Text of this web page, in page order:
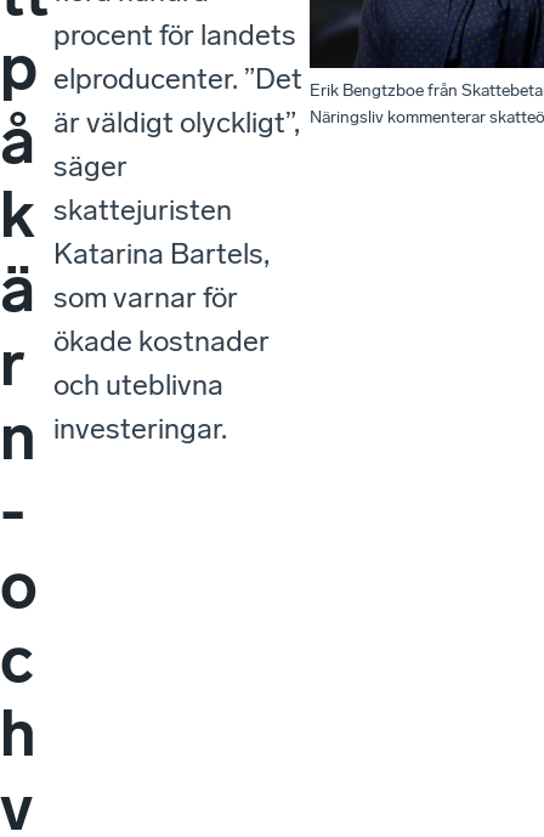
p
å
k
ä
r
n
-
o
c
h
v
procent för landets
elproducenter. ”Det
är väldigt olyckligt”,
säger
skattejuristen
Katarina Bartels,
som varnar för
ökade kostnader
och uteblivna
investeringar.
Erik Bengtzboe från
Näringsliv kommenterar